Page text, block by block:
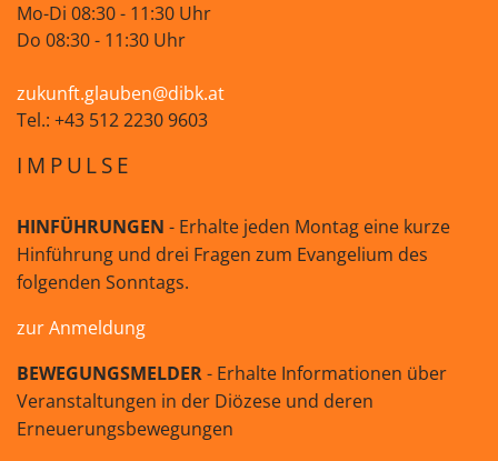
Mo-Di 08:30 - 11:30 Uhr
Do 08:30 - 11:30 Uhr
zukunft.glauben@dibk.at
Tel.: +43 512 2230 9603
IMPULSE
HINFÜHRUNGEN - Erhalte jeden Montag eine kurze
Hinführung und drei Fragen zum Evangelium des
folgenden Sonntags.
zur Anmeldung
BEWEGUNGSMELDER- Erhalte Informationen über
Veranstaltungen in der Diözese und deren
Erneuerungsbewegungen